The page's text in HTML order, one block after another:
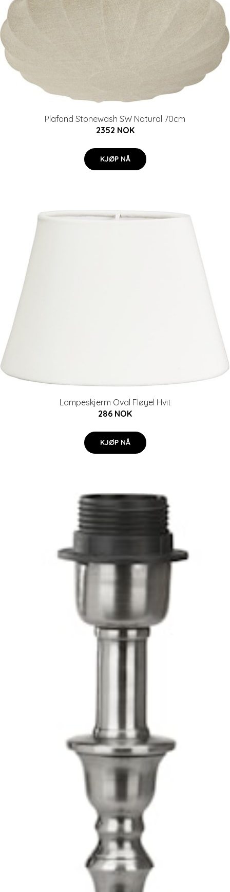
Plafond Stonewash SW Natural 70cm
2352 NOK
KJØP NÅ
Lampeskjerm Oval Fløyel Hvit
286 NOK
KJØP NÅ